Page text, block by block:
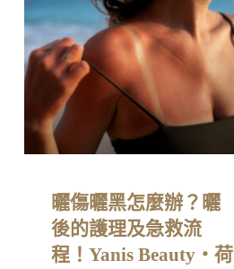
曬傷曬黑怎麼辦？曬
後的護理及急救流
程！Yanis Beauty・荷